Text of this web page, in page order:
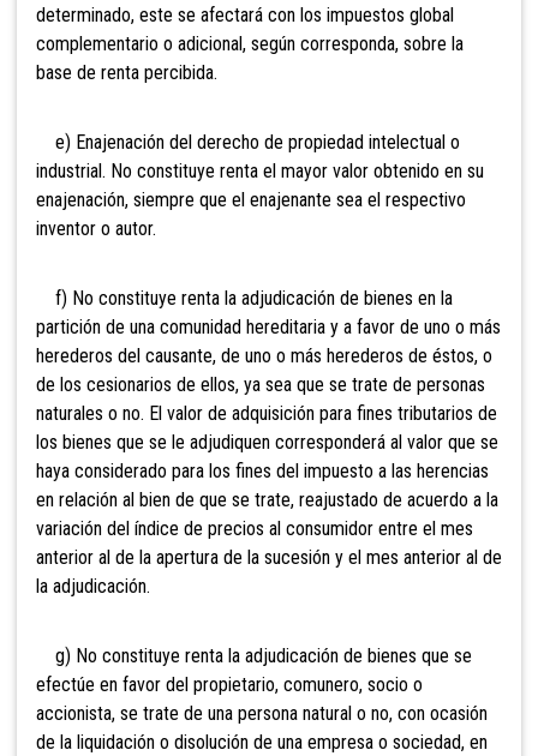
determinado, este se afectará con los impuestos global
complementario o adicional, según corresponda, sobre la
base de renta percibida.
e) Enajenación del derecho de propiedad intelectual o
industrial. No constituye renta el mayor valor obtenido en su
enajenación, siempre que el enajenante sea el respectivo
inventor o autor.
f) No constituye renta la adjudicación de bienes en la
partición de una comunidad hereditaria y a favor de uno o más
herederos del causante, de uno o más herederos de éstos, o
de los cesionarios de ellos, ya sea que se trate de personas
naturales o no. El valor de adquisición para fines tributarios de
los bienes que se le adjudiquen corresponderá al valor que se
haya considerado para los fines del impuesto a las herencias
en relación al bien de que se trate, reajustado de acuerdo a la
variación del índice de precios al consumidor entre el mes
anterior al de la apertura de la sucesión y el mes anterior al de
la adjudicación.
g) No constituye renta la adjudicación de bienes que se
efectúe en favor del propietario, comunero, socio o
accionista, se trate de una persona natural o no, con ocasión
de la liquidación o disolución de una empresa o sociedad, en